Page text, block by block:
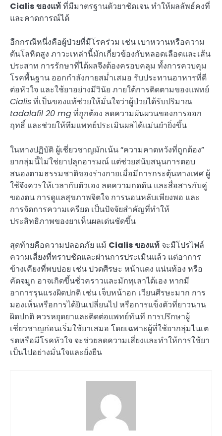
Cialis ของแท้ที่มีมาตรฐานตัวยาชัดเจน ทำให้ผลลัพธ์คงที่
และคาดการณ์ได้
อีกกรณีหนึ่งคือผู้ป่วยที่มีโรคร่วม เช่น เบาหวานหรือความ
ดันโลหิตสูง ภาวะเหล่านี้มักเกี่ยวข้องกับหลอดเลือดและเส้น
ประสาท การรักษาที่ได้ผลจึงต้องครอบคลุม ทั้งการควบคุม
โรคพื้นฐาน ออกกำลังกายสม่ำเสมอ รับประทานอาหารที่ดี
ต่อหัวใจ และใช้ยาอย่างมีวินัย ภายใต้การติดตามของแพทย์
Cialisที่เป็นของแท้ช่วยให้มั่นใจว่าผู้ป่วยได้รับปริมาณ
tadalafil 20 mgที่ถูกต้อง ลดความผันผวนของการออก
ฤทธิ์ และช่วยให้ทีมแพทย์ประเมินผลได้แม่นยำยิ่งขึ้น
ในทางปฏิบัติ ผู้เชี่ยวชาญมักเน้น “ความคาดหวังที่ถูกต้อง”
ยากลุ่มนี้ไม่ใช่ยาปลุกอารมณ์ แต่ช่วยสนับสนุนการตอบ
สนองตามธรรมชาติของร่างกายเมื่อมีการกระตุ้นทางเพศ ผู้
ใช้จึงควรให้เวลากับตัวเอง ลดความกดดัน และสื่อสารกับคู่
ของตน การดูแลสุขภาพจิตใจ การนอนหลับเพียงพอ และ
การจัดการความเครียด เป็นปัจจัยสำคัญที่ทำให้
ประสิทธิภาพของยาเห็นผลเด่นชัดขึ้น
สุดท้ายคือความปลอดภัย แม้ Cialis ของแท้ จะมีโปรไฟล์
ความเสี่ยงที่ทราบชัดและผ่านการประเมินแล้ว แต่อาการ
ข้างเคียงที่พบบ่อย เช่น ปวดศีรษะ หน้าแดง แน่นท้อง หรือ
คัดจมูก อาจเกิดขึ้นชั่วคราวและมักทุเลาได้เอง หากมี
อาการรุนแรงผิดปกติ เช่น เจ็บหน้าอก เวียนศีรษะมาก การ
มองเห็นหรือการได้ยินเปลี่ยนไป หรือการแข็งตัวที่ยาวนาน
ผิดปกติ ควรหยุดยาและติดต่อแพทย์ทันที การปรึกษาผู้
เชี่ยวชาญก่อนเริ่มใช้ยาเสมอ โดยเฉพาะผู้ที่ใช้ยากลุ่มไนเต
รตหรือมีโรคหัวใจ จะช่วยลดความเสี่ยงและทำให้การใช้ยา
เป็นไปอย่างมั่นใจและยั่งยืน